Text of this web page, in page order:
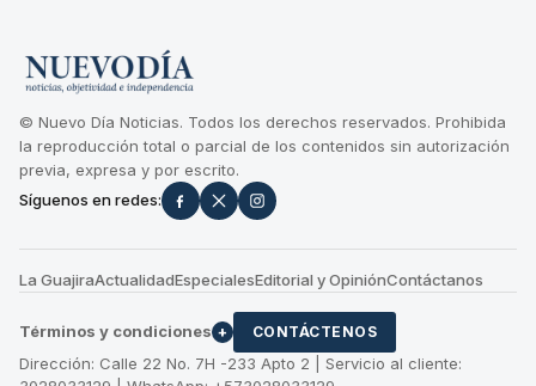
© Nuevo Día Noticias. Todos los derechos reservados. Prohibida
la reproducción total o parcial de los contenidos sin autorización
previa, expresa y por escrito.
Síguenos en redes:
La GuajiraActualidadEspecialesEditorial y OpiniónContáctanos
Términos y condiciones + CONTÁCTENOS
Dirección: Calle 22 No. 7H -233 Apto 2 | Servicio al cliente: